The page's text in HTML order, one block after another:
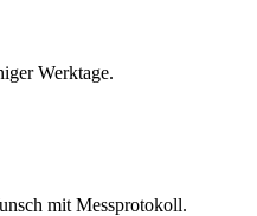
Werktage.
mit Messprotokoll.